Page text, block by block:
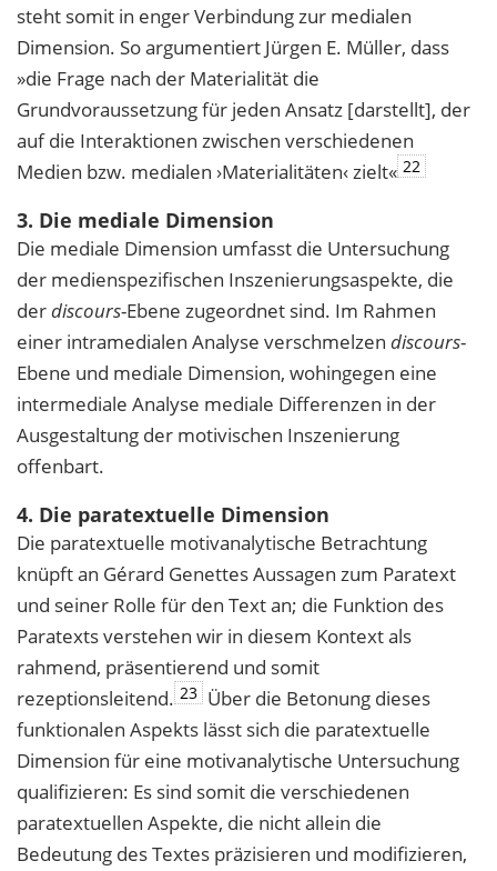
steht somit in enger Verbindung zur medialen
Dimension. So argumentiert Jürgen E. Müller, dass
»die Frage nach der Materialität die
Grundvoraussetzung für jeden Ansatz [darstellt], der
auf die Interaktionen zwischen verschiedenen
Medien bzw. medialen ›Materialitäten‹ zielt« 22
3. Die mediale Dimension
Die mediale Dimension umfasst die Untersuchung
der medienspezifischen Inszenierungsaspekte, die
derdiscours-Ebene zugeordnet sind. Im Rahmen
einer intramedialen Analyse verschmelzen discours-
Ebene und mediale Dimension, wohingegen eine
intermediale Analyse mediale Differenzen in der
Ausgestaltung der motivischen Inszenierung
offenbart.
4. Die paratextuelle Dimension
Die paratextuelle motivanalytische Betrachtung
knüpft an Gérard Genettes Aussagen zum Paratext
und seiner Rolle für den Text an; die Funktion des
Paratexts verstehen wir in diesem Kontext als
rahmend, präsentierend und somit
rezeptionsleitend. 23 Über die Betonung dieses
funktionalen Aspekts lässt sich die paratextuelle
Dimension für eine motivanalytische Untersuchung
qualifizieren: Es sind somit die verschiedenen
paratextuellen Aspekte, die nicht allein die
Bedeutung des Textes präzisieren und modifizieren,